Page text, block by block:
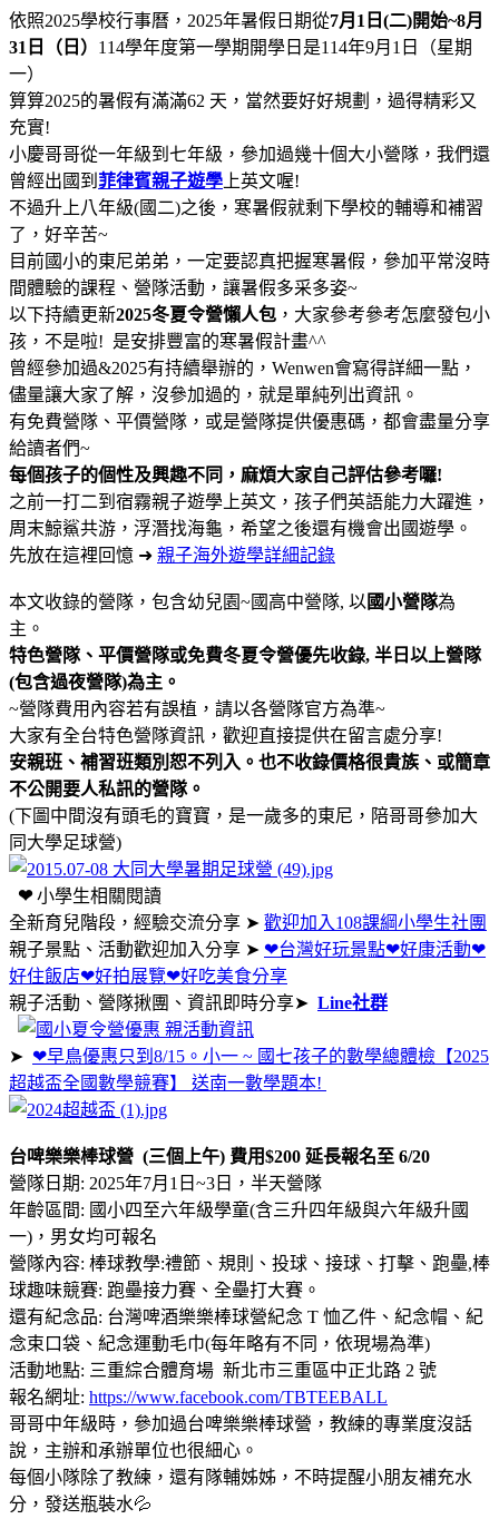
依照2025學校行事曆，2025年暑假日期從7月1日(二)開始~8月
31日（日） 114學年度第一學期開學日是114年9月1日（星期
一）
算算2025的暑假有滿滿62 天，當然要好好規劃，過得精彩又
充實!
小慶哥哥從一年級到七年級，參加過幾十個大小營隊，我們還
曾經出國到 菲律賓親子遊學 上英文喔!
不過升上八年級(國二)之後，寒暑假就剩下學校的輔導和補習
了，好辛苦~
目前國小的東尼弟弟，一定要認真把握寒暑假，參加平常沒時
間體驗的課程、營隊活動，讓暑假多采多姿~
以下持續更新2025冬夏令營懶人包 ，大家參考參考怎麼發包小
孩，不是啦! 是安排豐富的寒暑假計畫^^
曾經參加過&2025有持續舉辦的，Wenwen會寫得詳細一點，
儘量讓大家了解，沒參加過的，就是單純列出資訊。
有免費營隊、平價營隊，或是營隊提供優惠碼，都會盡量分享
給讀者們~
每個孩子的個性及興趣不同，麻煩大家自己評估參考囉!
之前一打二到宿霧親子遊學上英文，孩子們英語能力大躍進，
周末鯨鯊共游，浮潛找海龜，希望之後還有機會出國遊學。
先放在這裡回憶 ➜ 親子海外遊學詳細記錄
本文收錄的營隊，包含幼兒園~國高中營隊, 以 國小營隊為
主。
特色營隊、 平價營隊或免費冬夏令營優先收錄, 半日以上營隊
(包含過夜營隊)為主。
~營隊費用內容若有誤植，請以各營隊官方為準~
大家有全台特色營隊資訊，歡迎直接提供在留言處分享!
安親班、補習班類別恕不列入。也不收錄價格很貴族、或簡章
不公開要人私訊的營隊。
(下圖中間沒有頭毛的寶寶，是一歲多的東尼，陪哥哥參加大
同大學足球營)
❤ 小學生相關閱讀
全新育兒階段，經驗交流分享 ➤ 歡迎加入108課綱小學生社團
親子景點、活動歡迎加入分享 ➤ ❤台灣好玩景點❤好康活動❤
好住飯店❤好拍展覽❤好吃美食分享
親子活動、營隊揪團、資訊即時分享➤ Line社群
➤ ❤早鳥優惠只到8/15。小一 ~ 國七孩子的數學總體檢【2025
超越盃全國數學競賽】 送南一數學題本!
台啤樂樂棒球營 (三個上午) 費用$200 延長報名至 6/20
營隊日期: 2025年7月1日~3日，半天營隊
年齡區間: 國小四至六年級學童(含三升四年級與六年級升國
一)，男女均可報名
營隊內容: 棒球教學:禮節、規則、投球、接球、打擊、跑壘,棒
球趣味競賽: 跑壘接力賽、全壘打大賽。
還有紀念品: 台灣啤酒樂樂棒球營紀念 T 恤乙件、紀念帽、紀
念束口袋、紀念運動毛巾(每年略有不同，依現場為準)
活動地點: 三重綜合體育場 新北市三重區中正北路 2 號
報名網址: https://www.facebook.com/TBTEEBALL
哥哥中年級時，參加過台啤樂樂棒球營，教練的專業度沒話
說，主辦和承辦單位也很細心。
每個小隊除了教練，還有隊輔姊姊，不時提醒小朋友補充水
分，發送瓶裝水💦